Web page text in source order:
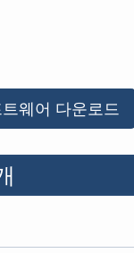
웨어 다운로드